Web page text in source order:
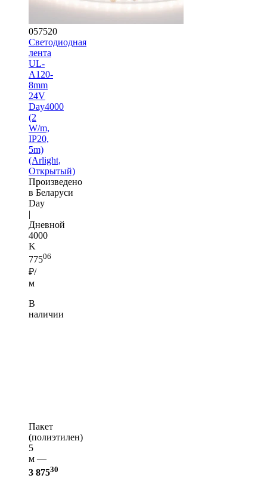
057520
Светодиодная
лента
UL-
A120-
8mm
24V
Day4000
(2
W/m,
IP20,
5m)
(Arlight,
Открытый)
Произведено
в Беларуси
Day
|
Дневной
4000
K
77506
₽/
м
В
наличии
Пакет
(полиэтилен)
5
м —
3 87530